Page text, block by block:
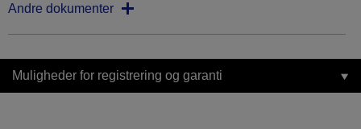
Andre dokumenter
Muligheder for registrering og garanti